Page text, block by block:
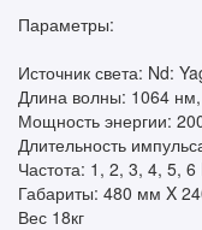
Параметры:
Источник света: Nd:
Длина волны: 1064
Мощность энергии:
Длительность
Частота: 1, 2, 3, 4, 5, 6
Габариты: 480 мм X
Вес 18кг